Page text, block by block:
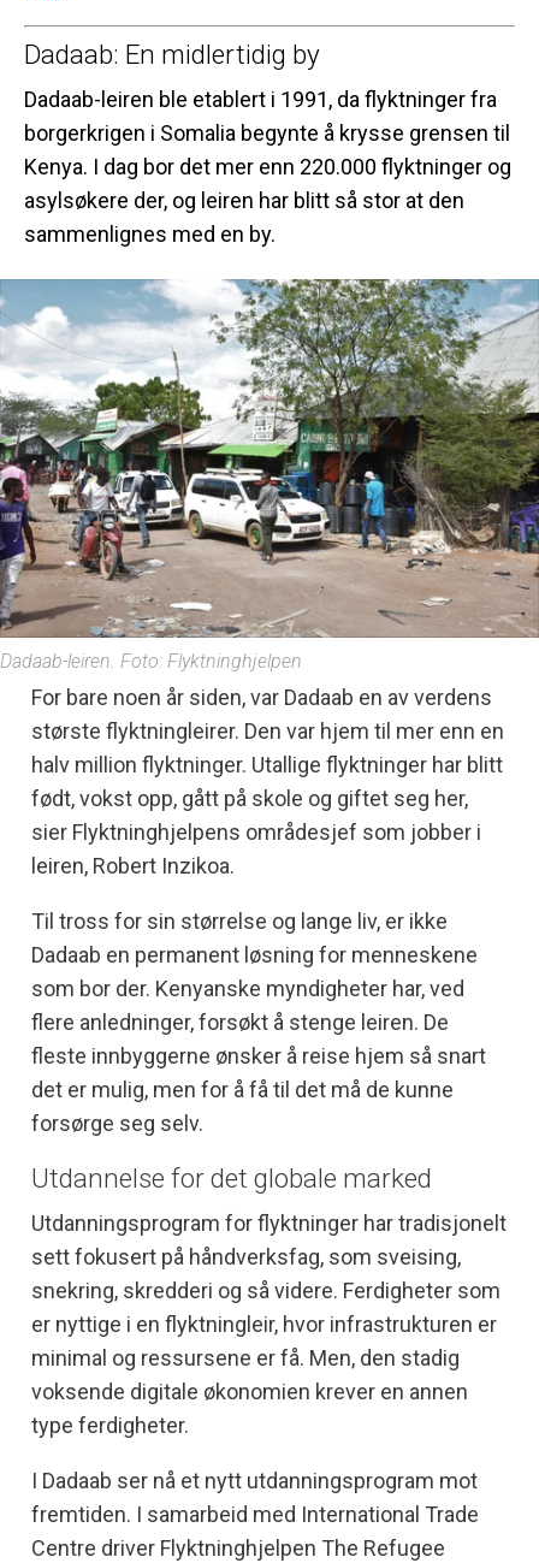
Dadaab: En midlertidig by
Dadaab-leiren ble etablert i 1991, da flyktninger fra
borgerkrigen i Somalia begynte å krysse grensen til
Kenya. I dag bor det mer enn 220.000 flyktninger og
asylsøkere der, og leiren har blitt så stor at den
sammenlignes med en by.
Dadaab-leiren. Foto: Flyktninghjelpen
For bare noen år siden, var Dadaab en av verdens
største flyktningleirer. Den var hjem til mer enn en
halv million flyktninger. Utallige flyktninger har blitt
født, vokst opp, gått på skole og giftet seg her,
sier Flyktninghjelpens områdesjef som jobber i
leiren, Robert Inzikoa.
Til tross for sin størrelse og lange liv, er ikke
Dadaab en permanent løsning for menneskene
som bor der. Kenyanske myndigheter har, ved
flere anledninger, forsøkt å stenge leiren. De
fleste innbyggerne ønsker å reise hjem så snart
det er mulig, men for å få til det må de kunne
forsørge seg selv.
Utdannelse for det globale marked
Utdanningsprogram for flyktninger har tradisjonelt
sett fokusert på håndverksfag, som sveising,
snekring, skredderi og så videre. Ferdigheter som
er nyttige i en flyktningleir, hvor infrastrukturen er
minimal og ressursene er få. Men, den stadig
voksende digitale økonomien krever en annen
type ferdigheter.
I Dadaab ser nå et nytt utdanningsprogram mot
fremtiden. I samarbeid med International Trade
Centre driver Flyktninghjelpen The Refugee